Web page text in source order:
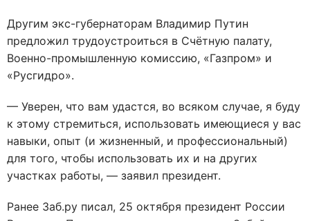
Другим экс-губернаторам Владимир Путин
предложил трудоустроиться в Счётную палату,
Военно-промышленную комиссию, «Газпром» и
«Русгидро».
— Уверен, что вам удастся, во всяком случае, я буду
к этому стремиться, использовать имеющиеся у вас
навыки, опыт (и жизненный, и профессиональный)
для того, чтобы использовать их и на других
участках работы, — заявил президент.
Ранее Заб.ру писал, 25 октября президент России